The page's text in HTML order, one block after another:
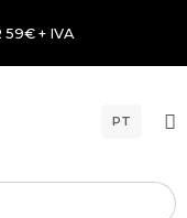
59€ + IVA
PT